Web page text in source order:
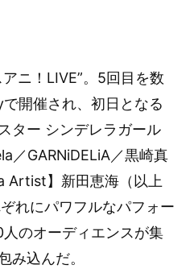
ニ！LIVE”。5回目を数
開催され、初日となる
ター シンデレラガール
／GARNiDELiA／黒崎真
Artist】新田恵海（以上
れにパワフルなパフォー
のオーディエンスが集
み込んだ。